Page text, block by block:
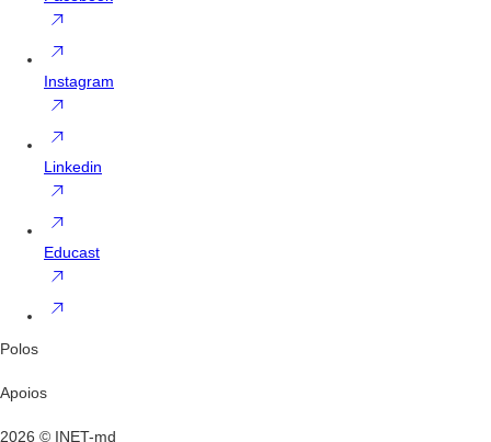
Instagram
Linkedin
Educast
Polos
Apoios
2026 © INET-md